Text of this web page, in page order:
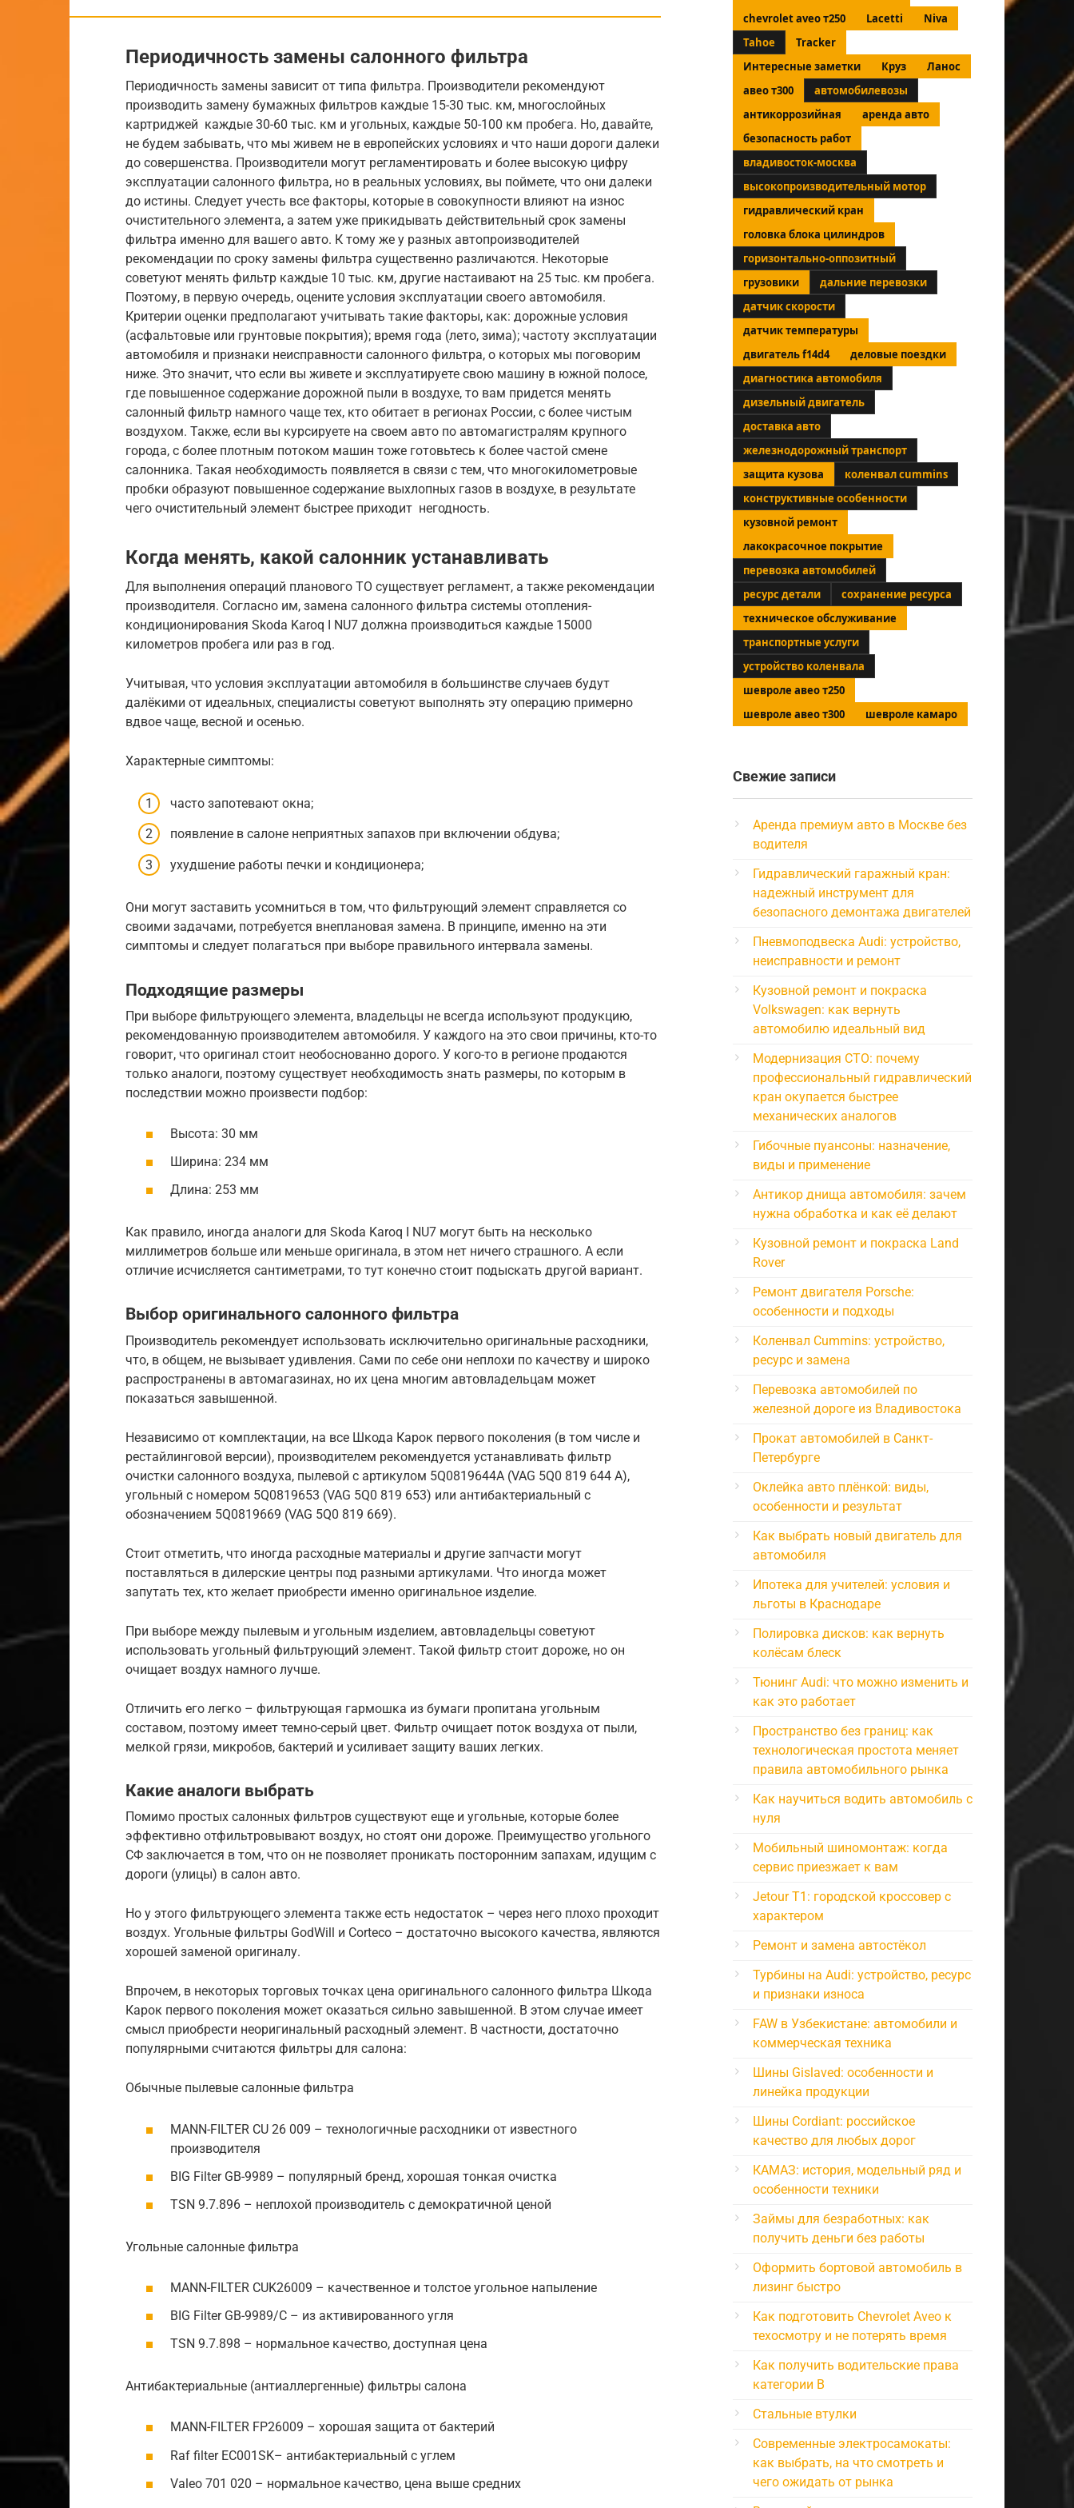
Периодичность замены салонного фильтра
Периодичность замены зависит от типа фильтра. Производители рекомендуют
производить замену бумажных фильтров каждые 15-30 тыс. км, многослойных
картриджей каждые 30-60 тыс. км и угольных, каждые 50-100 км пробега. Но, давайте,
не будем забывать, что мы живем не в европейских условиях и что наши дороги далеки
до совершенства. Производители могут регламентировать и более высокую цифру
эксплуатации салонного фильтра, но в реальных условиях, вы поймете, что они далеки
до истины. Следует учесть все факторы, которые в совокупности влияют на износ
очистительного элемента, а затем уже прикидывать действительный срок замены
фильтра именно для вашего авто. К тому же у разных автопроизводителей
рекомендации по сроку замены фильтра существенно различаются. Некоторые
советуют менять фильтр каждые 10 тыс. км, другие настаивают на 25 тыс. км пробега.
Поэтому, в первую очередь, оцените условия эксплуатации своего автомобиля.
Критерии оценки предполагают учитывать такие факторы, как: дорожные условия
(асфальтовые или грунтовые покрытия); время года (лето, зима); частоту эксплуатации
автомобиля и признаки неисправности салонного фильтра, о которых мы поговорим
ниже. Это значит, что если вы живете и эксплуатируете свою машину в южной полосе,
где повышенное содержание дорожной пыли в воздухе, то вам придется менять
салонный фильтр намного чаще тех, кто обитает в регионах России, с более чистым
воздухом. Также, если вы курсируете на своем авто по автомагистралям крупного
города, с более плотным потоком машин тоже готовьтесь к более частой смене
салонника. Такая необходимость появляется в связи с тем, что многокилометровые
пробки образуют повышенное содержание выхлопных газов в воздухе, в результате
чего очистительный элемент быстрее приходит негодность.
Когда менять, какой салонник устанавливать
Для выполнения операций планового ТО существует регламент, а также рекомендации
производителя. Согласно им, замена салонного фильтра системы отопления-
кондиционирования Skoda Karoq I NU7 должна производиться каждые 15000
километров пробега или раз в год.
Учитывая, что условия эксплуатации автомобиля в большинстве случаев будут
далёкими от идеальных, специалисты советуют выполнять эту операцию примерно
вдвое чаще, весной и осенью.
Характерные симптомы:
часто запотевают окна;
появление в салоне неприятных запахов при включении обдува;
ухудшение работы печки и кондиционера;
Они могут заставить усомниться в том, что фильтрующий элемент справляется со
своими задачами, потребуется внеплановая замена. В принципе, именно на эти
симптомы и следует полагаться при выборе правильного интервала замены.
Подходящие размеры
При выборе фильтрующего элемента, владельцы не всегда используют продукцию,
рекомендованную производителем автомобиля. У каждого на это свои причины, кто-то
говорит, что оригинал стоит необоснованно дорого. У кого-то в регионе продаются
только аналоги, поэтому существует необходимость знать размеры, по которым в
последствии можно произвести подбор:
Высота: 30 мм
Ширина: 234 мм
Длина: 253 мм
Как правило, иногда аналоги для Skoda Karoq I NU7 могут быть на несколько
миллиметров больше или меньше оригинала, в этом нет ничего страшного. А если
отличие исчисляется сантиметрами, то тут конечно стоит подыскать другой вариант.
Выбор оригинального салонного фильтра
Производитель рекомендует использовать исключительно оригинальные расходники,
что, в общем, не вызывает удивления. Сами по себе они неплохи по качеству и широко
распространены в автомагазинах, но их цена многим автовладельцам может
показаться завышенной.
Независимо от комплектации, на все Шкода Карок первого поколения (в том числе и
рестайлинговой версии), производителем рекомендуется устанавливать фильтр
очистки салонного воздуха, пылевой с артикулом 5Q0819644A (VAG 5Q0 819 644 A),
угольный с номером 5Q0819653 (VAG 5Q0 819 653) или антибактериальный с
обозначением 5Q0819669 (VAG 5Q0 819 669).
Стоит отметить, что иногда расходные материалы и другие запчасти могут
поставляться в дилерские центры под разными артикулами. Что иногда может
запутать тех, кто желает приобрести именно оригинальное изделие.
При выборе между пылевым и угольным изделием, автовладельцы советуют
использовать угольный фильтрующий элемент. Такой фильтр стоит дороже, но он
очищает воздух намного лучше.
Отличить его легко – фильтрующая гармошка из бумаги пропитана угольным
составом, поэтому имеет темно-серый цвет. Фильтр очищает поток воздуха от пыли,
мелкой грязи, микробов, бактерий и усиливает защиту ваших легких.
Какие аналоги выбрать
Помимо простых салонных фильтров существуют еще и угольные, которые более
эффективно отфильтровывают воздух, но стоят они дороже. Преимущество угольного
СФ заключается в том, что он не позволяет проникать посторонним запахам, идущим с
дороги (улицы) в салон авто.
Но у этого фильтрующего элемента также есть недостаток – через него плохо проходит
воздух. Угольные фильтры GodWill и Corteco – достаточно высокого качества, являются
хорошей заменой оригиналу.
Впрочем, в некоторых торговых точках цена оригинального салонного фильтра Шкода
Карок первого поколения может оказаться сильно завышенной. В этом случае имеет
смысл приобрести неоригинальный расходный элемент. В частности, достаточно
популярными считаются фильтры для салона:
Обычные пылевые салонные фильтра
MANN-FILTER CU 26 009 – технологичные расходники от известного
производителя
BIG Filter GB-9989 – популярный бренд, хорошая тонкая очистка
TSN 9.7.896 – неплохой производитель с демократичной ценой
Угольные салонные фильтра
MANN-FILTER CUK26009 – качественное и толстое угольное напыление
BIG Filter GB-9989/C – из активированного угля
TSN 9.7.898 – нормальное качество, доступная цена
Антибактериальные (антиаллергенные) фильтры салона
MANN-FILTER FP26009 – хорошая защита от бактерий
Raf filter EC001SK– антибактериальный с углем
Valeo 701 020 – нормальное качество, цена выше средних
chevrolet aveo т250
Lacetti
Niva
Tahoe
Tracker
Интересные заметки
Круз
Ланос
авео т300
автомобилевозы
антикоррозийная
аренда авто
безопасность работ
владивосток-москва
высокопроизводительный мотор
гидравлический кран
головка блока цилиндров
горизонтально-оппозитный
грузовики
дальние перевозки
датчик скорости
датчик температуры
двигатель f14d4
деловые поездки
диагностика автомобиля
дизельный двигатель
доставка авто
железнодорожный транспорт
защита кузова
коленвал cummins
конструктивные особенности
кузовной ремонт
лакокрасочное покрытие
перевозка автомобилей
ресурс детали
сохранение ресурса
техническое обслуживание
транспортные услуги
устройство коленвала
шевроле авео т250
шевроле авео т300
шевроле камаро
Свежие записи
Аренда премиум авто в Москве без
водителя
Гидравлический гаражный кран:
надежный инструмент для
безопасного демонтажа двигателей
Пневмоподвеска Audi: устройство,
неисправности и ремонт
Кузовной ремонт и покраска
Volkswagen: как вернуть
автомобилю идеальный вид
Модернизация СТО: почему
профессиональный гидравлический
кран окупается быстрее
механических аналогов
Гибочные пуансоны: назначение,
виды и применение
Антикор днища автомобиля: зачем
нужна обработка и как её делают
Кузовной ремонт и покраска Land
Rover
Ремонт двигателя Porsche:
особенности и подходы
Коленвал Cummins: устройство,
ресурс и замена
Перевозка автомобилей по
железной дороге из Владивостока
Прокат автомобилей в Санкт-
Петербурге
Оклейка авто плёнкой: виды,
особенности и результат
Как выбрать новый двигатель для
автомобиля
Ипотека для учителей: условия и
льготы в Краснодаре
Полировка дисков: как вернуть
колёсам блеск
Тюнинг Audi: что можно изменить и
как это работает
Пространство без границ: как
технологическая простота меняет
правила автомобильного рынка
Как научиться водить автомобиль с
нуля
Мобильный шиномонтаж: когда
сервис приезжает к вам
Jetour T1: городской кроссовер с
характером
Ремонт и замена автостёкол
Турбины на Audi: устройство, ресурс
и признаки износа
FAW в Узбекистане: автомобили и
коммерческая техника
Шины Gislaved: особенности и
линейка продукции
Шины Cordiant: российское
качество для любых дорог
КАМАЗ: история, модельный ряд и
особенности техники
Займы для безработных: как
получить деньги без работы
Оформить бортовой автомобиль в
лизинг быстро
Как подготовить Chevrolet Aveo к
техосмотру и не потерять время
Как получить водительские права
категории B
Стальные втулки
Современные электросамокаты:
как выбрать, на что смотреть и
чего ожидать от рынка